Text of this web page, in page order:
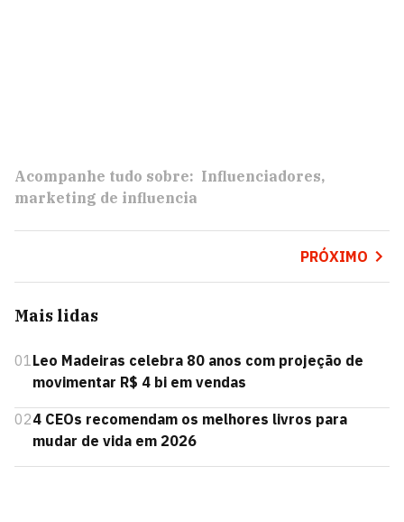
Acompanhe tudo sobre: Influenciadores
marketing de influencia
PRÓXIMO
Mais lidas
01Leo Madeiras celebra 80 anos com projeção de
movimentar R$ 4 bi em vendas
024 CEOs recomendam os melhores livros para
mudar de vida em 2026